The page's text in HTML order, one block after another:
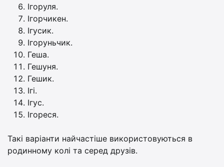
Ігоруля.
Ігорчикен.
Ігусик.
Ігоруньчик.
Геша.
Гешуня.
Гешик.
Ігі.
Ігус.
Ігореся.
Такі варіанти найчастіше використовуються в
родинному колі та серед друзів.